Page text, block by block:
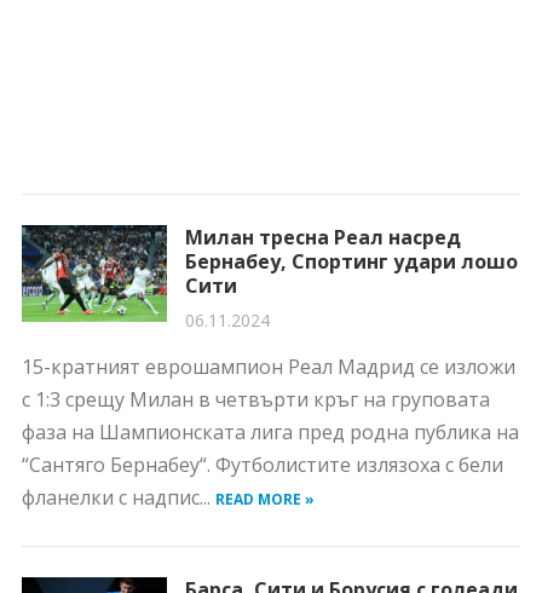
Милан тресна Реал насред
Бернабеу, Спортинг удари лошо
Сити
06.11.2024
15-кратният еврошампион Реал Мадрид се изложи
с 1:3 срещу Милан в четвърти кръг на груповата
фаза на Шампионската лига пред родна публика на
“Сантяго Бернабеу“. Футболистите излязоха с бели
фланелки с надпис... READ MORE »